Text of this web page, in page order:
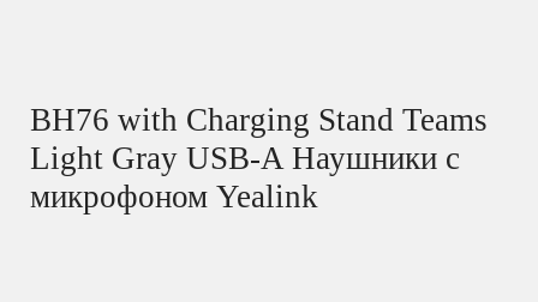
BH76 with Charging Stand Teams
Light Gray USB-A Наушники с
микрофоном Yealink